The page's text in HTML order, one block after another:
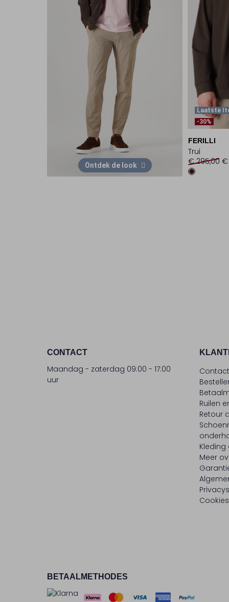
Ontdek de look
Laatste
-30%
FERILLI
Trui
€ 295,00 €
CONTACT
Maandag - zaterdag 09:00 - 17:00
uur
Contact
Ruilen
Retour
Meer
BETAALMETHODES